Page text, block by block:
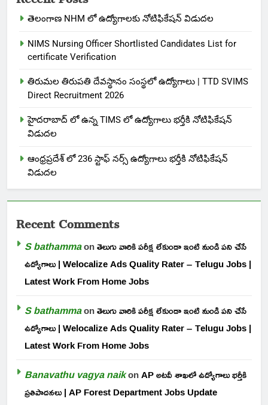
తెలంగాణ NHM లో ఉద్యోగాలకు నోటిఫికేషన్ విడుదల
NIMS Nursing Officer Shortlisted Candidates List for
certificate Verification
తిరుమల తిరుపతి దేవస్థానం సంస్థలో ఉద్యోగాలు | TTD SVIMS
Direct Recruitment 2026
హైదరాబాద్ లో ఉన్న TIMS లో ఉద్యోగాలు భర్తీకి నోటిఫికేషన్
విడుదల
ఆంధ్రప్రదేశ్ లో 236 స్టాఫ్ నర్స్ ఉద్యోగాలు భర్తీకి నోటిఫికేషన్
విడుదల
Recent Comments
S bathammaonతెలుగు వారికి పరీక్ష లేకుండా ఇంటి నుండి పని చేసే
ఉద్యోగాలు | Welocalize Ads Quality Rater – Telugu Jobs |
Latest Work From Home Jobs
S bathammaonతెలుగు వారికి పరీక్ష లేకుండా ఇంటి నుండి పని చేసే
ఉద్యోగాలు | Welocalize Ads Quality Rater – Telugu Jobs |
Latest Work From Home Jobs
Banavathu vagya naikonAP అటవీ శాఖలో ఉద్యోగాలు భర్తీకి
ప్రతిపాదనలు | AP Forest Department Jobs Update